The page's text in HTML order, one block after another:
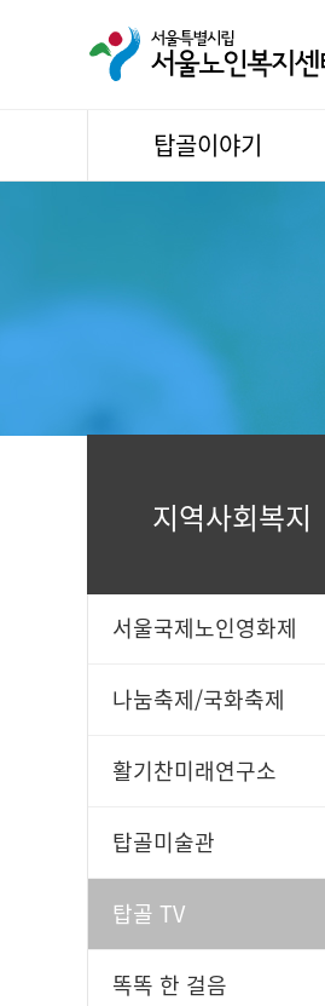
탑골이야기
어르신명언글판
자료실
일과봉사
지역사회복지
서울국제노인영화제
나눔축제/국화축제
활기찬미래연구소
탑골미술관
탑골 TV
똑똑 한 걸음